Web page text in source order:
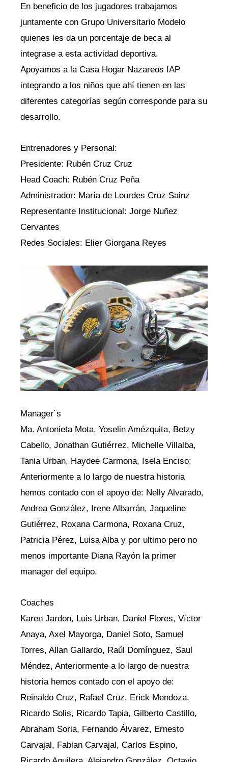
En beneficio de los jugadores trabajamos
juntamente con Grupo Universitario Modelo
quienes les da un porcentaje de beca al
integrase a esta actividad deportiva.
Apoyamos a la Casa Hogar Nazareos IAP
integrando a los niños que ahí tienen en las
diferentes categorías según corresponde para su
desarrollo.
Entrenadores y Personal:
Presidente: Rubén Cruz Cruz
Head Coach: Rubén Cruz Peña
Administrador: María de Lourdes Cruz Sainz
Representante Institucional: Jorge Nuñez
Cervantes
Redes Sociales: Elier Giorgana Reyes
Manager´s
Ma. Antonieta Mota, Yoselin Amézquita, Betzy
Cabello, Jonathan Gutiérrez, Michelle Villalba,
Tania Urban, Haydee Carmona, Isela Enciso;
Anteriormente a lo largo de nuestra historia
hemos contado con el apoyo de: Nelly Alvarado,
Andrea González, Irene Albarrán, Jaqueline
Gutiérrez, Roxana Carmona, Roxana Cruz,
Patricia Pérez, Luisa Alba y por ultimo pero no
menos importante Diana Rayón la primer
manager del equipo.
Coaches
Karen Jardon, Luis Urban, Daniel Flores, Víctor
Anaya, Axel Mayorga, Daniel Soto, Samuel
Torres, Allan Gallardo, Raúl Domínguez, Saul
Méndez, Anteriormente a lo largo de nuestra
historia hemos contado con el apoyo de:
Reinaldo Cruz, Rafael Cruz, Erick Mendoza,
Ricardo Solis, Ricardo Tapia, Gilberto Castillo,
Abraham Soria, Fernando Álvarez, Ernesto
Carvajal, Fabian Carvajal, Carlos Espino,